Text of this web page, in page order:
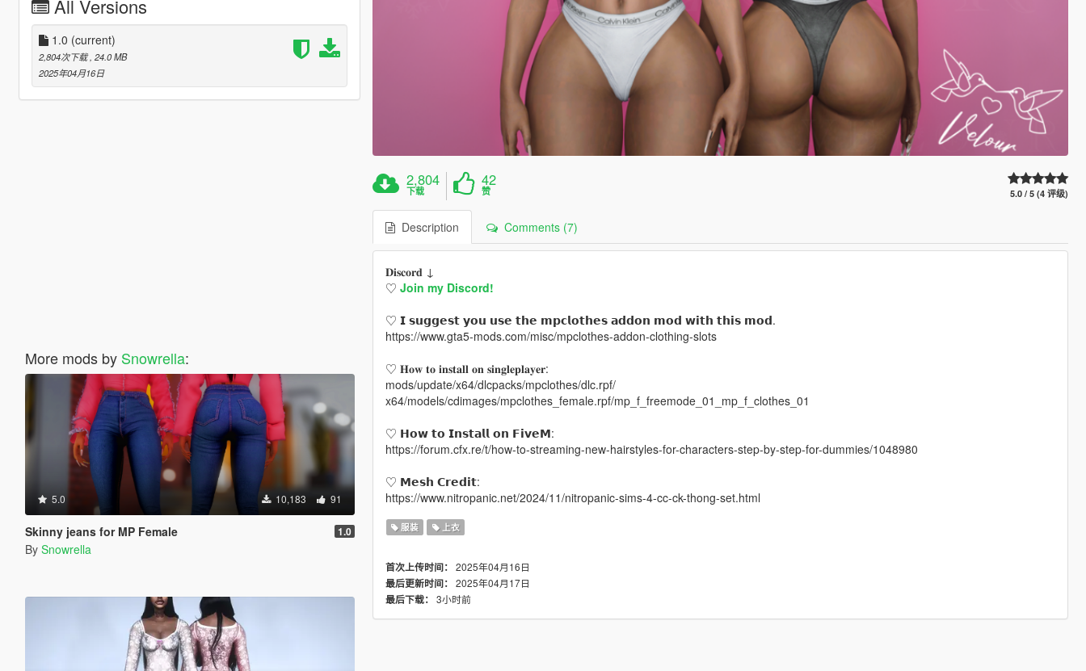
All Versions
1.0 (current)
2,804次下载 , 24.0 MB
2025年04月16日
More mods by Snowrella:
5.0 10,183 91
Skinny jeans for MP Female 1.0
By Snowrella
2,804
下载
42
赞 5.0 / 5 (4 评级)
Description Comments (7)
𝐃𝐢𝐬𝐜𝐨𝐫𝐝 ↓
♡ Join my Discord!
♡ 𝗜 𝘀𝘂𝗴𝗴𝗲𝘀𝘁 𝘆𝗼𝘂 𝘂𝘀𝗲 𝘁𝗵𝗲 𝗺𝗽𝗰𝗹𝗼𝘁𝗵𝗲𝘀 𝗮𝗱𝗱𝗼𝗻 𝗺𝗼𝗱 𝘄𝗶𝘁𝗵 𝘁𝗵𝗶𝘀 𝗺𝗼𝗱.
https://www.gta5-mods.com/misc/mpclothes-addon-clothing-slots
♡ 𝐇𝐨𝐰 𝐭𝐨 𝐢𝐧𝐬𝐭𝐚𝐥𝐥 𝐨𝐧 𝐬𝐢𝐧𝐠𝐥𝐞𝐩𝐥𝐚𝐲𝐞𝐫:
mods/update/x64/dlcpacks/mpclothes/dlc.rpf/
x64/models/cdimages/mpclothes_female.rpf/mp_f_freemode_01_mp_f_clothes_01
♡ 𝗛𝗼𝘄 𝘁𝗼 𝗜𝗻𝘀𝘁𝗮𝗹𝗹 𝗼𝗻 𝗙𝗶𝘃𝗲𝗠:
https://forum.cfx.re/t/how-to-streaming-new-hairstyles-for-characters-step-by-step-for-dummies/1048980
♡ 𝗠𝗲𝘀𝗵 𝗖𝗿𝗲𝗱𝗶𝘁:
https://www.nitropanic.net/2024/11/nitropanic-sims-4-cc-ck-thong-set.html
服装 上衣
首次上传时间： 2025年04月16日
最后更新时间： 2025年04月17日
最后下载： 3小时前